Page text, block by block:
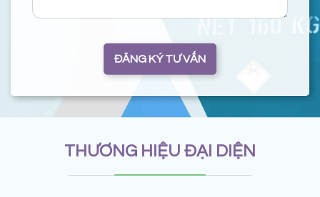
ĐĂNG KÝ TƯ VẤN
THƯƠNG HIỆU ĐẠI DIỆN